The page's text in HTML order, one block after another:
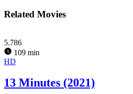
Related Movies
5.786
109 min
HD
13 Minutes (2021)